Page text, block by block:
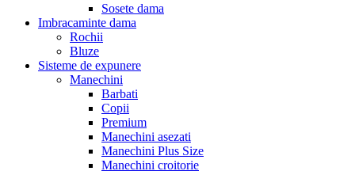
Sosete dama
Imbracaminte dama
Rochii
Bluze
Sisteme de expunere
Manechini
Barbati
Copii
Premium
Manechini asezati
Manechini Plus Size
Manechini croitorie